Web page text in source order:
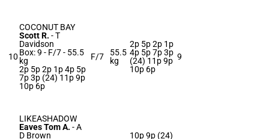
10
COCONUT BAY
Scott R. -T
Davidson
Box: 9 - F/7 - 55.5
kg
2p 5p 2p 1p 4p 5p
7p 3p (24) 11p 9p
10p 6p
F/7
55.5
kg
2p 5p 2p 1p
4p 5p 7p 3p
(24) 11p 9p
10p 6p
9
LIKEASHADOW
Eaves Tom A. -A
D Brown
10p 9p (24)